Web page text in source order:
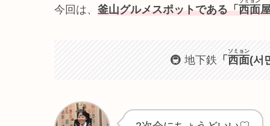
今回は、 釜山グルメスポットである「西面
🚇 地下鉄 「 西面
ソミョン
(서